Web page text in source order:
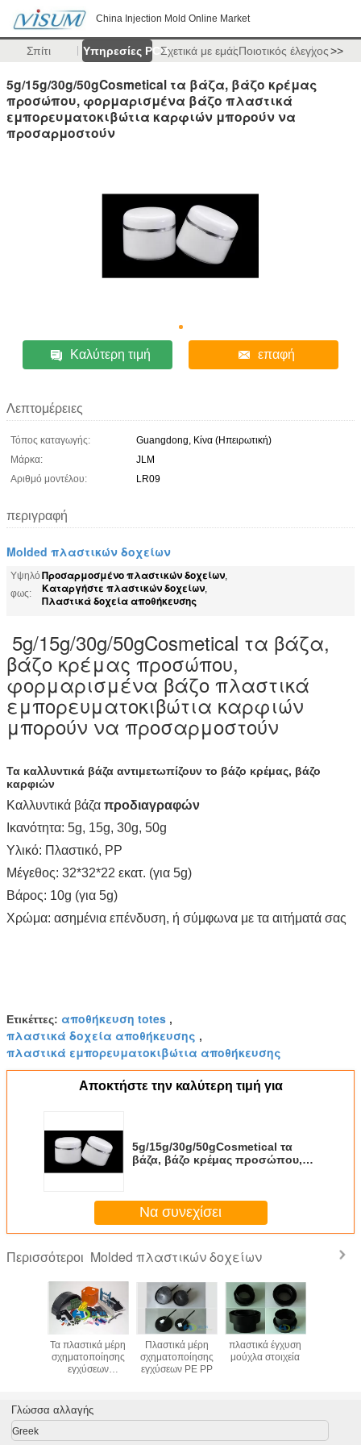
China Injection Mold Online Market
Σπίτι Υπηρεσίες PCBΣχετικά με εμάςΠοιοτικός έλεγχος>>
5g/15g/30g/50gCosmetical τα βάζα, βάζο κρέμας
προσώπου, φορμαρισμένα βάζο πλαστικά
εμπορευματοκιβώτια καρφιών μπορούν να
προσαρμοστούν
Καλύτερη τιμή επαφή
Λεπτομέρειες
Τόπος καταγωγής:
Guangdong, Κίνα (Ηπειρωτική)
Μάρκα:
JLM
Αριθμό μοντέλου:
LR09
περιγραφή
Molded πλαστικών δοχείων
Υψηλό
φως:
Προσαρμοσμένο πλαστικών δοχείων,
Καταργήστε πλαστικών δοχείων,
Πλαστικά δοχεία αποθήκευσης
5g/15g/30g/50gCosmetical τα βάζα,
βάζο κρέμας προσώπου,
φορμαρισμένα βάζο πλαστικά
εμπορευματοκιβώτια καρφιών
μπορούν να προσαρμοστούν
Τα καλλυντικά βάζα αντιμετωπίζουν το βάζο κρέμας, βάζο
καρφιών
Καλλυντικά βάζα προδιαγραφών
Ικανότητα: 5g, 15g, 30g, 50g
Υλικό: Πλαστικό, PP
Μέγεθος: 32*32*22 εκατ. (για 5g)
Βάρος: 10g (για 5g)
Χρώμα: ασημένια επένδυση, ή σύμφωνα με τα αιτήματά σας
Ετικέττες: αποθήκευση totes ,
πλαστικά δοχεία αποθήκευσης ,
πλαστικά εμπορευματοκιβώτια αποθήκευσης
Αποκτήστε την καλύτερη τιμή για
5g/15g/30g/50gCosmetical τα
βάζα, βάζο κρέμας προσώπου,
μπορούν να προσαρμοστούν
Να συνεχίσει
Περισσότεροι Molded πλαστικών δοχείων
Τα πλαστικά μέρη
σχηματοποίησης
εγχύσεων
πράσινα, κίτρινα
μέρη PVC
Πλαστικά μέρη
σχηματοποίησης
εγχύσεων PE PP
πλαστικά έγχυση
μούχλα στοιχεία
Γλώσσα αλλαγής
Greek